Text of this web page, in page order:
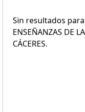
Sin resultados
ENSEÑANZAS DE
CÁCERES.